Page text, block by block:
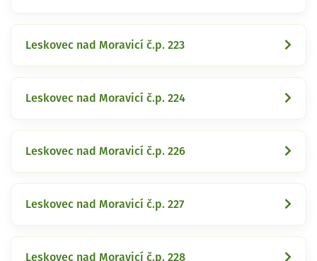
Leskovec nad Moravicí č.p. 223
Leskovec nad Moravicí č.p. 224
Leskovec nad Moravicí č.p. 226
Leskovec nad Moravicí č.p. 227
Leskovec nad Moravicí č.p. 228